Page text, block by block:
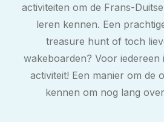
activiteiten om de Frans-
leren kennen. Een
treasure hunt of toch
wakeboarden? Voor iedereen
activiteit! Een manier om de
kennen om nog lang